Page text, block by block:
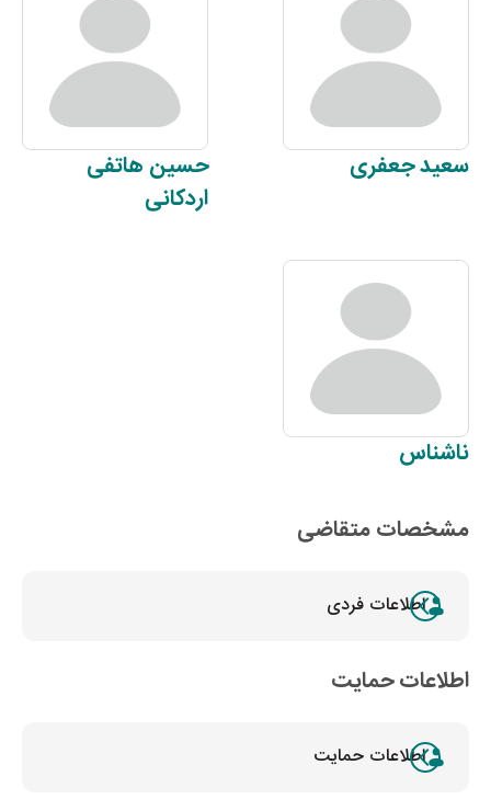
سعیدجعفری حسین هاتفی
اردکانی
ناشناس
مشخصات متقاضی
اطلاعات فردی
اطلاعات حمایت
اطلاعات حمایت